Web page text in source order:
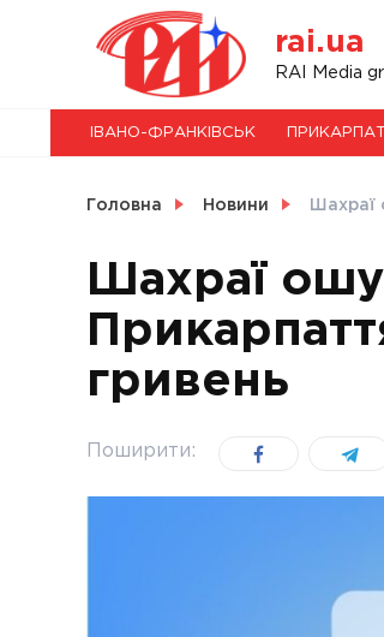
rai.ua
RAI Media
НОВИНИ
СВІТ
УКРАЇНА
ІВАНО-ФРАНКІВСЬК
Головна Новини Шахраї
Шахраї
гривень
Поширити: